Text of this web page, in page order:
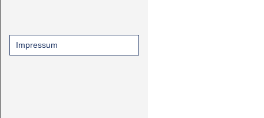
Impressum